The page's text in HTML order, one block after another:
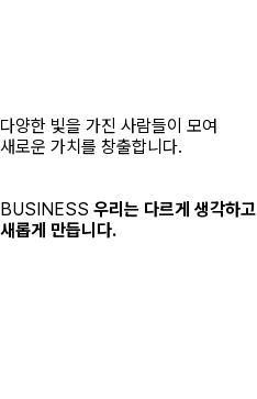
다양한 빛을 가진 사람들이 모여
새로운 가치를 창출합니다.
BUSINESS 우리는 다르게 생각하고
새롭게 만듭니다.